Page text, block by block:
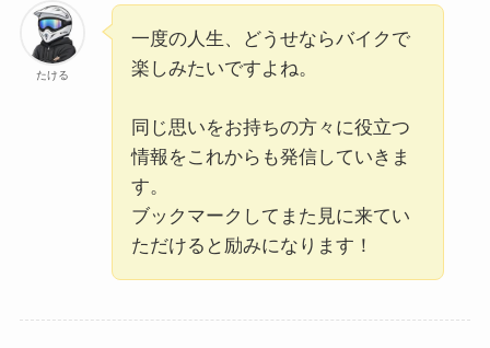
たける
一度の人生、どうせならバイクで
楽しみたいですよね。
同じ思いをお持ちの方々に役立つ
情報をこれからも発信していきま
す。
ブックマークしてまた見に来てい
ただけると励みになります！